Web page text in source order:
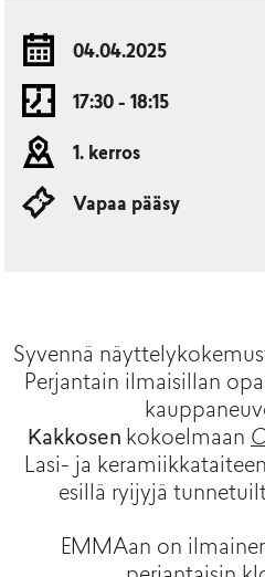
04.04.2025
17:30 - 18:15
1. kerros
Vapaa pääsy
Syvennä
Perjantain ilmaisillan
Kakkosen kokoelmaan
Lasi- ja
esillä ryijyjä
EMMAan on